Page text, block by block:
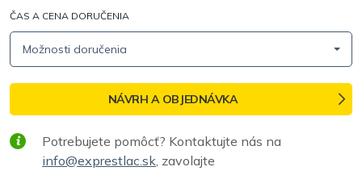
Potrebujete pomôcť? Kontaktujte nás na
info@exprestlac.sk, zavolajte
ČAS A CENA DORUČENIA
Možnosti doručenia
NÁVRH A OBJEDNÁVKA